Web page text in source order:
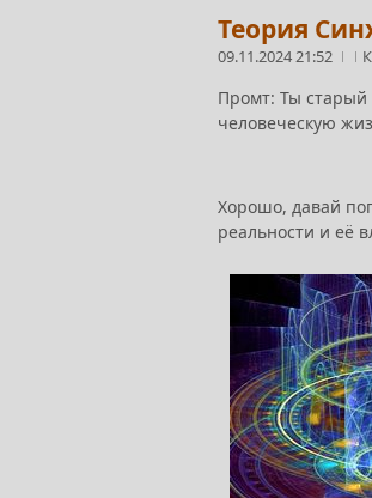
Теория
09.11.2024 21:52
Промт: Ты старый
человеческую
Хорошо, давай
реальности и её